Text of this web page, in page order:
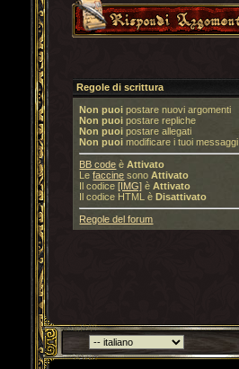
Regole di scrittura
Non puoi postare nuovi argomenti
Non puoi postare repliche
Non puoi postare allegati
Non puoi modificare i tuoi messaggi
BB code èAttivato
Lefaccine sonoAttivato
Il codice[IMG] èAttivato
Il codice HTML èDisattivato
Regole del forum